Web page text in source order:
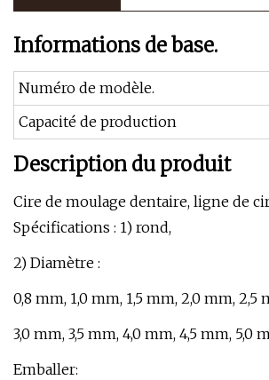
Informations de base.
Numéro de modèle.
Capacité de production
Description du produit
Cire de moulage dentaire, ligne de
Spécifications : 1) rond,
2) Diamètre :
0,8 mm, 1,0 mm, 1,5 mm, 2,0 mm, 2,5
3,0 mm, 3,5 mm, 4,0 mm, 4,5 mm, 5,0
Emballer: